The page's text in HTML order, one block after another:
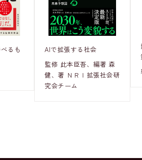
るも
AIで拡張する社会
監修 此本臣吾、編著 森
健、著 ＮＲＩ拡張社会研
究会チーム